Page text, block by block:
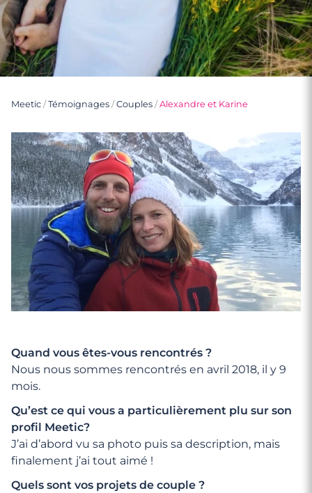
Meetic /Témoignages /Couples /Alexandre et Karine
Quand vous êtes-vous rencontrés ?
Nous nous sommes rencontrés en avril 2018, il y 9
mois.
Qu’est ce qui vous a particulièrement plu sur son
profil Meetic?
J’ai d’abord vu sa photo puis sa description, mais
finalement j’ai tout aimé !
Quels sont vos projets de couple ?